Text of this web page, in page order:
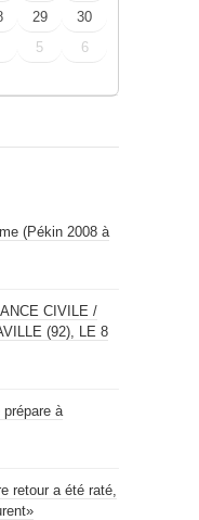
29
30
5 6
(Pékin 2008 à
CIVILE /
(92), LE 8
prépare à
retour a été raté,